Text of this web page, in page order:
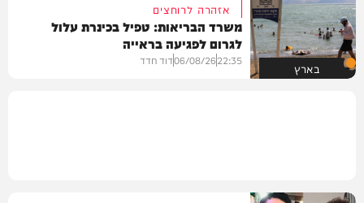
בארץ
אזהרה לרוחצים
משרד הבריאות: טפיל בכינרת עלול
לגרום לפגיעה בראייה
22:35
06/08/26דוד חדד